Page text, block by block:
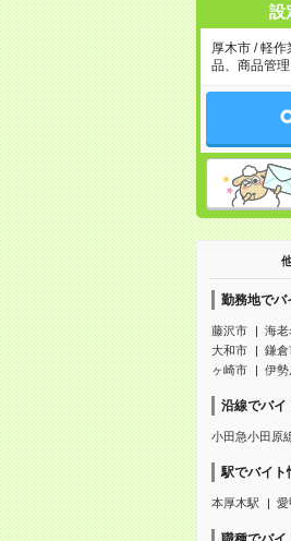
設
厚木市 / 軽
品、商品管理
勤務地でバ
藤沢市 海老
大和市
鎌倉
ヶ崎市
伊勢
沿線でバイ
小田急小田原
駅でバイト
本厚木駅 愛